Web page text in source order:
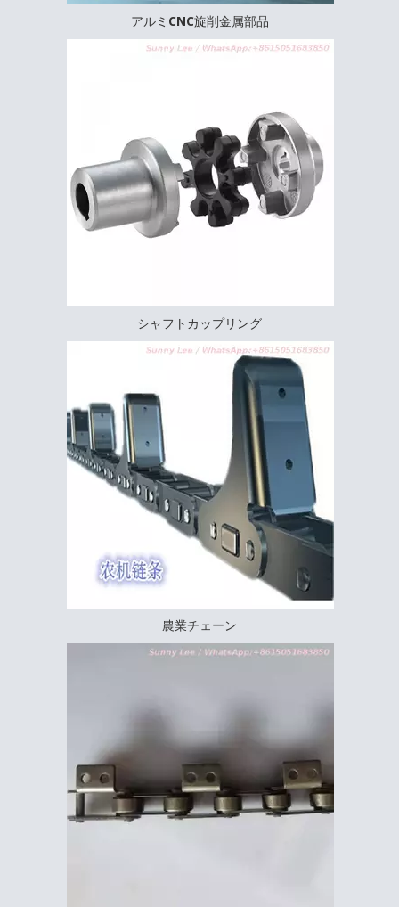
アルミCNC旋削金属部品
シャフトカップリング
農業チェーン